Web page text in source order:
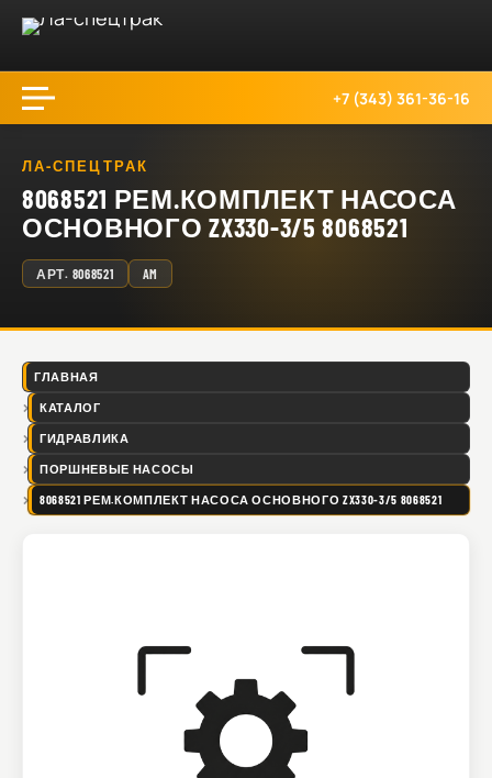
+7 (343) 361-36-16
ЛА-СПЕЦТРАК
8068521 РЕМ.КОМПЛЕКТ НАСОСА
ОСНОВНОГО ZX330-3/5 8068521
АРТ. 8068521 AM
ГЛАВНАЯ
КАТАЛОГ
ГИДРАВЛИКА
ПОРШНЕВЫЕ НАСОСЫ
8068521 РЕМ.КОМПЛЕКТ НАСОСА ОСНОВНОГО ZX330-3/5 8068521